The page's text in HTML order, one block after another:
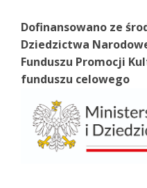
Dofinansowano ze
Dziedzictwa
Funduszu Promocji
funduszu celowego